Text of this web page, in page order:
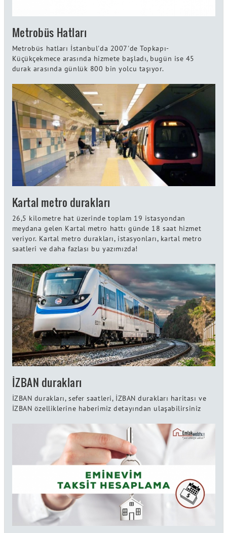
Metrobüs Hatları
Metrobüs hatları İstanbul'da 2007'de Topkapı-
Küçükçekmece arasında hizmete başladı, bugün ise 45
durak arasında günlük 800 bin yolcu taşıyor.
Kartal metro durakları
26,5 kilometre hat üzerinde toplam 19 istasyondan
meydana gelen Kartal metro hattı günde 18 saat hizmet
veriyor. Kartal metro durakları, istasyonları, kartal metro
saatleri ve daha fazlası bu yazımızda!
İZBAN durakları
İZBAN durakları, sefer saatleri, İZBAN durakları haritası ve
İZBAN özelliklerine haberimiz detayından ulaşabilirsiniz